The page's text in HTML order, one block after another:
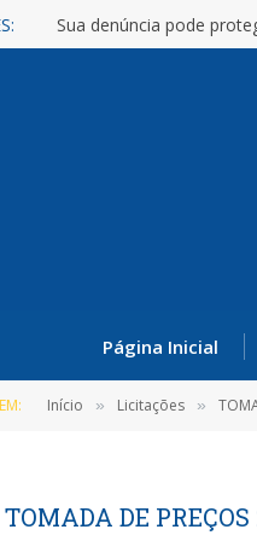
Sua denúncia pode
Página Inicial
Início » Licitações »
DE PREÇOS